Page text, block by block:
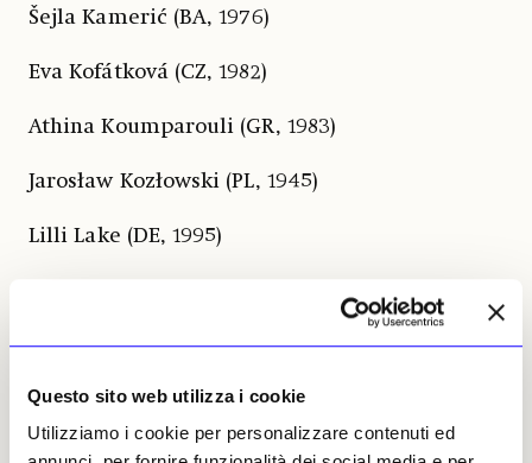
Questo sito web utilizza i cookie
Utilizziamo i cookie per personalizzare contenuti ed
Šejla Kamerić (BA, 1976)
Eva Kofátková (CZ, 1982)
Athina Koumparouli (GR, 1983)
Jarosław Kozłowski (PL, 1945)
Lilli Lake (DE, 1995)
Kateryna Lysovenko (UA, 1989)
Miedya Mahmod (DE, 1996)
Olaf Metzel (DE, 1952)